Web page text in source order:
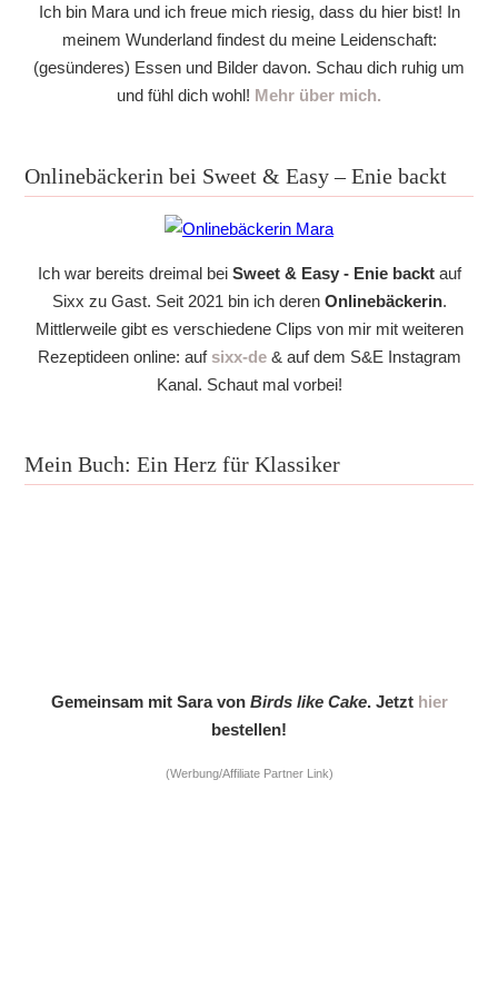
Ich bin Mara und ich freue mich riesig, dass du hier bist! In
meinem Wunderland findest du meine Leidenschaft:
(gesünderes) Essen und Bilder davon. Schau dich ruhig um
und fühl dich wohl! Mehr über mich.
Onlinebäckerin bei Sweet & Easy – Enie backt
Ich war bereits dreimal bei Sweet & Easy - Enie backtauf
Sixx zu Gast. Seit 2021 bin ich deren Onlinebäckerin.
Mittlerweile gibt es verschiedene Clips von mir mit weiteren
Rezeptideen online: auf sixx-de& auf dem S&E Instagram
Kanal. Schaut mal vorbei!
Mein Buch: Ein Herz für Klassiker
Gemeinsam mit Sara von Birds like Cake. Jetzt hier
bestellen!
(Werbung/Affiliate Partner Link)